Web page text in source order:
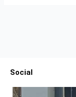
Social